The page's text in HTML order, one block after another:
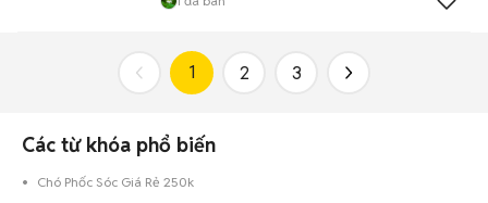
1 2 3
Các từ khóa phổ biến
Chó Phốc Sóc Giá Rẻ 250k